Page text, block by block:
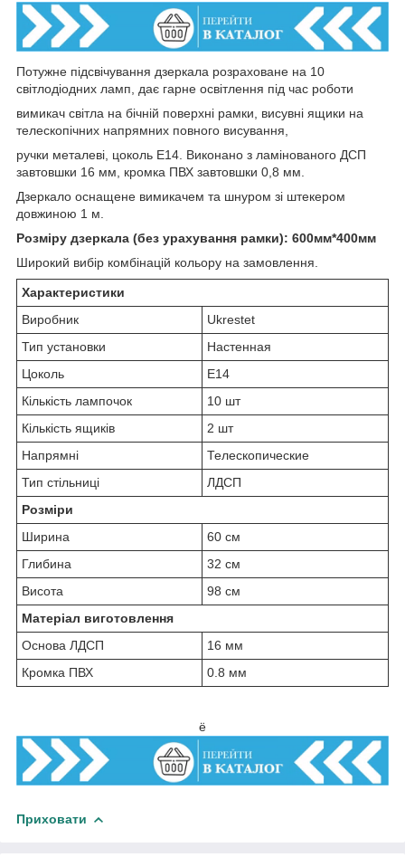
Потужне підсвічування дзеркала розраховане на 10
світлодіодних ламп, дає гарне освітлення під час роботи
вимикач світла на бічній поверхні рамки, висувні ящики на
телескопічних напрямних повного висування,
ручки металеві, цоколь Е14. Виконано з ламінованого ДСП
завтовшки 16 мм, кромка ПВХ завтовшки 0,8 мм.
Дзеркало оснащене вимикачем та шнуром зі штекером
довжиною 1 м.
Розміру дзеркала (без урахування рамки): 600мм*400мм
Широкий вибір комбінацій кольору на замовлення.
Характеристики
Виробник
Ukrestet
Тип установки
Настенная
Цоколь
E14
Кількість лампочок
10 шт
Кількість ящиків
2 шт
Напрямні
Телескопические
Тип стільниці
ЛДСП
Розміри
Ширина
60 см
Глибина
32 см
Висота
98 см
Матеріал виготовлення
Основа ЛДСП
16 мм
Кромка ПВХ
0.8 мм
ё
Приховати